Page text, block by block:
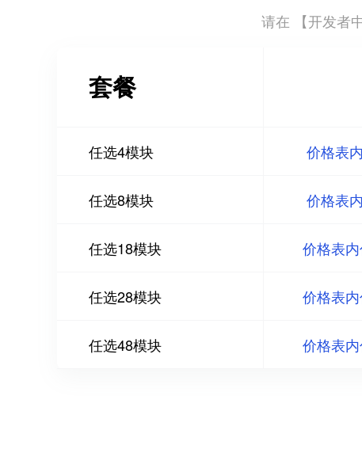
请在 【开发者
套餐
任选4模块 价格表
任选8模块 价格表
任选18模块 价格表
任选28模块 价格表
任选48模块 价格表